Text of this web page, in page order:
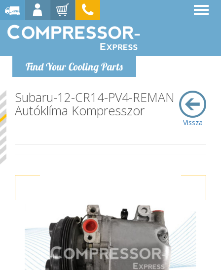
Find Your Cooling Parts
Vissza
Subaru-12-CR14-PV4-REMAN
Autóklíma Kompresszor